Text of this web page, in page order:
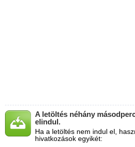
A letöltés néhány
elindul.
Ha a letöltés nem indul el,
hivatkozások egyikét: